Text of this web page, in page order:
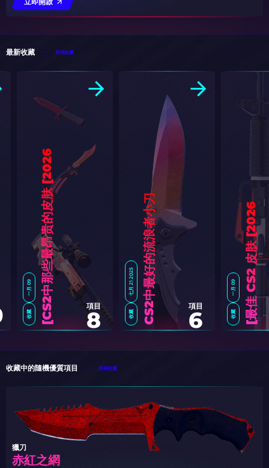
最新收藏 所有收藏
一月 09
收藏
最
佳
C
S
2
皮
肤
[
2
0
2
6
]
七月 21 2025
收藏 CS2中最好的流浪者小刀 項目
6
一月 09
收藏
C
S
2
中
那
些
最
昂
贵
的
皮
肤
[
2
0
2
6
] 項目
8
收藏中的隨機優質項目 所有收藏
赤紅之網
獵刀